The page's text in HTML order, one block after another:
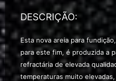
DESCRIÇÃO:
Esta nova areia para
para este fim, é produzida a
refractária de elevada
temperaturas muito